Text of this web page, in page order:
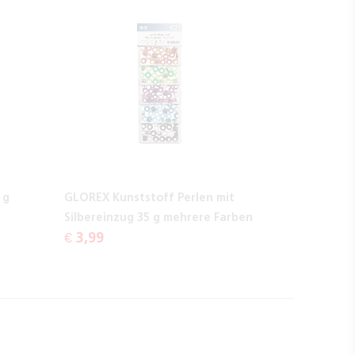
g
GLOREX Kunststoff Perlen mit
Silbereinzug 35 g mehrere Farben
€ 3,99